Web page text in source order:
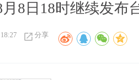
8日18时继续发布
分享